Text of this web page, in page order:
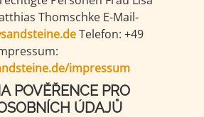
Thomschke E-Mail-
5610-10 Impressum:
impressum
POVĚŘENCE PRO
ÚDAJŮ